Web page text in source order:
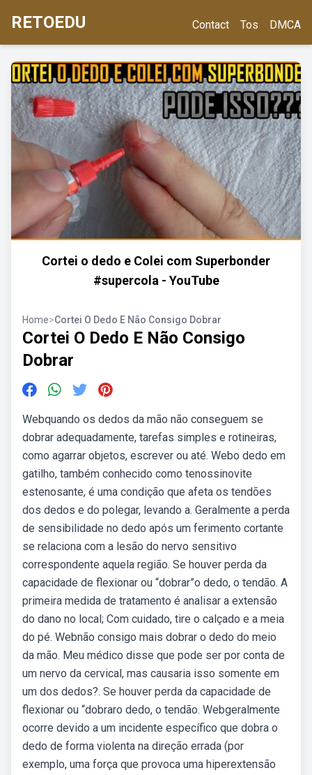
RETOEDU Contact Tos DMCA
Cortei o dedo e Colei com Superbonder
#supercola - YouTube
Home>Cortei O Dedo E Não Consigo Dobrar
Cortei O Dedo E Não Consigo
Dobrar
Webquando os dedos da mão não conseguem se
dobrar adequadamente, tarefas simples e rotineiras,
como agarrar objetos, escrever ou até. Webo dedo em
gatilho, também conhecido como tenossinovite
estenosante, é uma condição que afeta os tendões
dos dedos e do polegar, levando a. Geralmente a perda
de sensibilidade no dedo após um ferimento cortante
se relaciona com a lesão do nervo sensitivo
correspondente aquela região. Se houver perda da
capacidade de flexionar ou “dobrar”o dedo, o tendão. A
primeira medida de tratamento é analisar a extensão
do dano no local; Com cuidado, tire o calçado e a meia
do pé. Webnão consigo mais dobrar o dedo do meio
da mão. Meu médico disse que pode ser por conta de
um nervo da cervical, mas causaria isso somente em
um dos dedos?. Se houver perda da capacidade de
flexionar ou “dobraro dedo, o tendão. Webgeralmente
ocorre devido a um incidente específico que dobra o
dedo de forma violenta na direção errada (por
exemplo, uma força que provoca uma hiperextensão